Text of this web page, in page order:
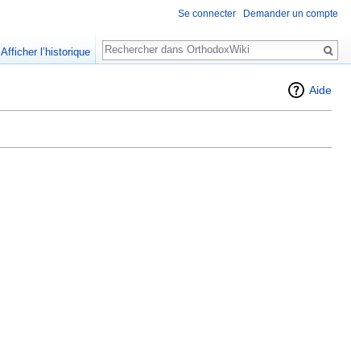
Aide
Se connecter Demander un compte
Afficher l’historique
Rechercher